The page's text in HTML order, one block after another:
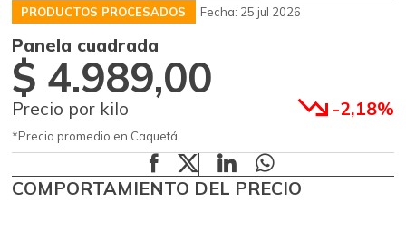
PRODUCTOS PROCESADOS Fecha: 25 jul 2026
Panela cuadrada
$ 4.989,00
Precio por kilo -2,18%
*Precio promedio en Caquetá
COMPORTAMIENTO DEL PRECIO